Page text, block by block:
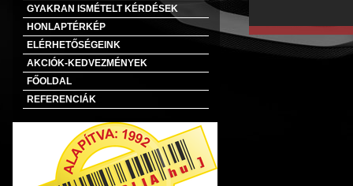
GYAKRAN ISMÉTELT KÉRDÉSEK
HONLAPTÉRKÉP
ELÉRHETŐSÉGEINK
AKCIÓK-KEDVEZMÉNYEK
FŐOLDAL
REFERENCIÁK